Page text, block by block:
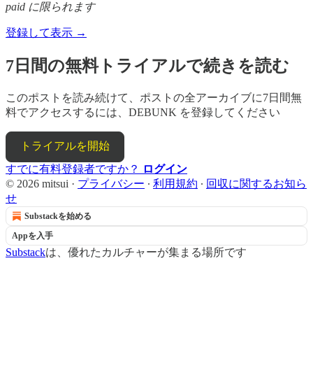
paid に限られます
登録して表示 →
7日間の無料トライアルで続きを読む
このポストを読み続けて、ポストの全アーカイブに7日間無
料でアクセスするには、 DEBUNK を登録してください
トライアルを開始
すでに有料登録者ですか？
ログイン
© 2026 mitsui · プライバシー ∙ 利用規約 ∙ 回収に関するお知ら
せ
Substackを始める
Appを入手
Substackは、優れたカルチャーが集まる場所です